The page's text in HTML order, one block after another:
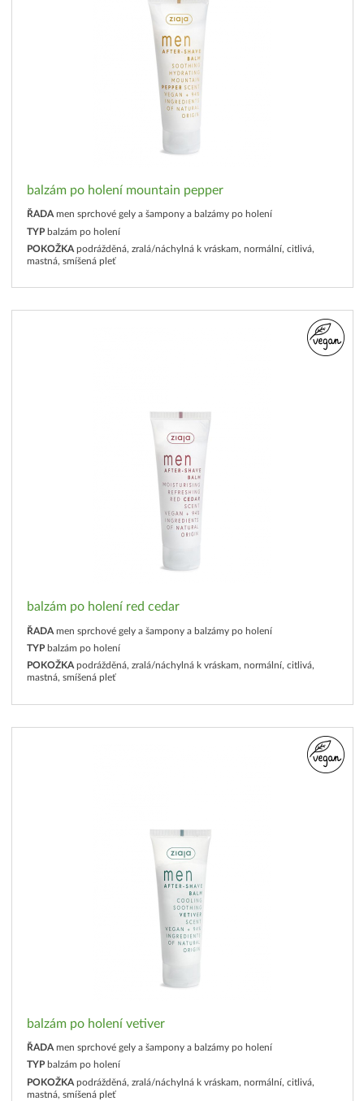
balzám po holení mountain pepper
ŘADA men sprchové gely a šampony a balzámy po holení
TYP balzám po holení
POKOŽKA podrážděná, zralá/náchylná k vráskam, normální, citlivá,
mastná, smíšená pleť
balzám po holení red cedar
ŘADA men sprchové gely a šampony a balzámy po holení
TYP balzám po holení
POKOŽKA podrážděná, zralá/náchylná k vráskam, normální, citlivá,
mastná, smíšená pleť
balzám po holení vetiver
ŘADA men sprchové gely a šampony a balzámy po holení
TYP balzám po holení
POKOŽKA podrážděná, zralá/náchylná k vráskam, normální, citlivá,
mastná, smíšená pleť